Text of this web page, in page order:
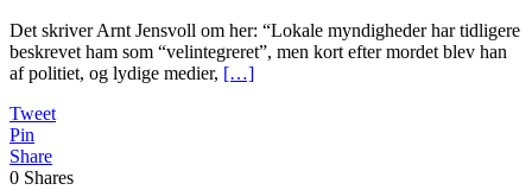
Det skriver Arnt Jensvoll om her: “Lokale myndigheder har tidligere
beskrevet ham som “velintegreret”, men kort efter mordet blev han
af politiet, og lydige medier, […]
Tweet
Pin
Share
0 Shares